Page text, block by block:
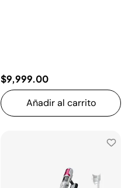
$9,999.00
Añadir al carrito